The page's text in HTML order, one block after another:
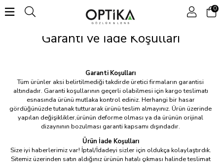
0
Garanti ve İade Koşulları
Garanti Koşulları
Tüm ürünler aksi belirtilmediği takdirde üretici firmaların garantisi
altındadır. Garanti koşullarının geçerli olabilmesi için kargo teslimatı
esnasında ürünü mutlaka kontrol ediniz. Herhangi bir hasar
gördüğünüzde tutanak tutturarak ürünü teslim almayınız. Ürün üzerinde
yapılan değişiklikler,ürünün deforme olması ya da ürünün orijinal
dizaynının bozulması garanti kapsamı dışındadır.
Ürün İade Koşulları
Size iyi haberlerimiz var! İptal/İdadeyi sizler için oldukça kolaylaştırdık.
Sitemiz üzerinden satın aldığınız ürünün hatalı çıkması halinde teslimat